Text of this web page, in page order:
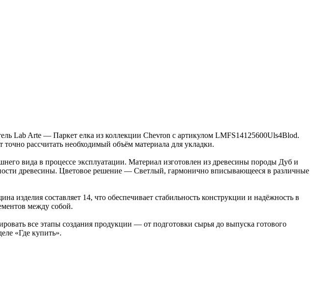
Lab Arte — Паркет елка из коллекции Chevron с артикулом LMFS14125600Uls4Blod.
рассчитать необходимый объём материала для укладки.
вида в процессе эксплуатации. Материал изготовлен из древесины породы Дуб и
древесины. Цветовое решение — Светлый, гармонично вписывающееся в различные
составляет 14, что обеспечивает стабильность конструкции и надёжность в
между собой.
все этапы создания продукции — от подготовки сырья до выпуска готового
«Где купить».